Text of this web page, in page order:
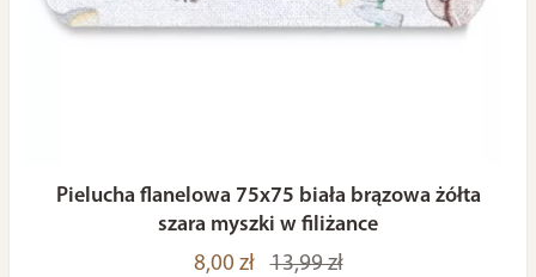
Pielucha flanelowa 75x75 biała brązowa żółta
szara myszki w filiżance
8,00 zł
13,99 zł